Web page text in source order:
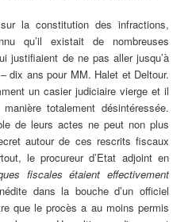
la constitution des infractions,
qu’il existait de nombreuses
justifiaient de ne pas aller jusqu’à
dix ans pour MM. Halet et Deltour.
un casier judiciaire vierge et il
totalement désintéressée.
de leurs actes ne peut non plus
autour de ces rescrits fiscaux
le procureur d’Etat adjoint en
fiscales étaient effectivement
dans la bouche d’un officiel
que le procès a au moins permis